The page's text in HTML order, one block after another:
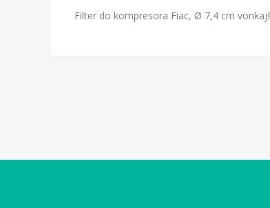
Filter do kompresora Fiac, Ø 7,4 cm